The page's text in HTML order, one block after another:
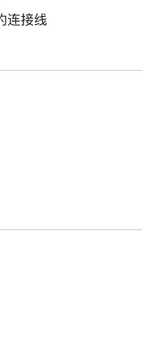
连接线